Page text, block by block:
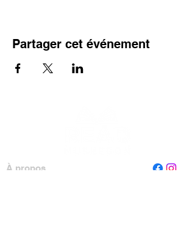
Partager cet événement
À propos